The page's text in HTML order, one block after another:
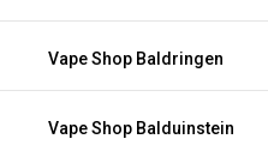
Vape Shop Baldringen
Vape Shop Balduinstein